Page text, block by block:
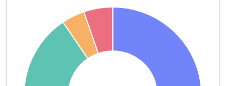
Huisartsenpraktijk Moret
Eikenzoom 9
H. van den Brandhof
Apeldoornseweg 182